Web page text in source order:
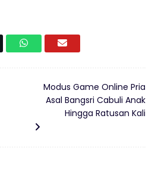
Modus Game Online Pria
Asal Bangsri Cabuli Anak
Hingga Ratusan Kali